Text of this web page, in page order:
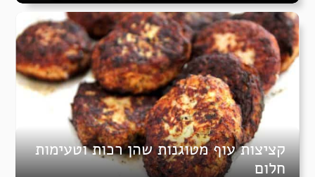
קציצות עוף מטוגנות שהן רכות וטעימות
חלום